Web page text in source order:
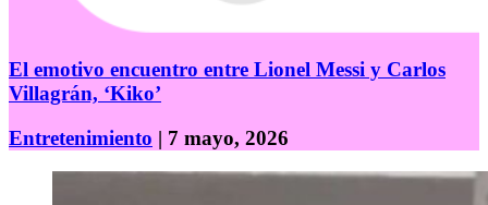
El emotivo encuentro entre Lionel Messi y Carlos
Villagrán, ‘Kiko’
Entretenimiento | 7 mayo, 2026